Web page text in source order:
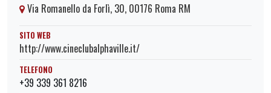
Via Romanello da Forlì, 30, 00176 Roma RM
SITO WEB
http://www.cineclubalphaville.it/
TELEFONO
+39 339 361 8216